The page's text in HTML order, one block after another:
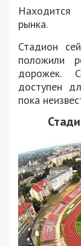
рынка.
Стадион
положили
дорожек.
доступен
пока